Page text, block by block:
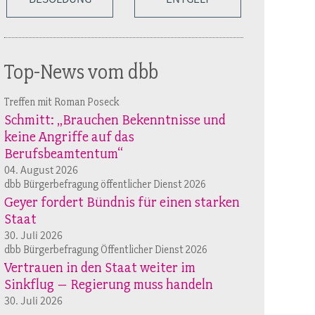
Top-News vom dbb
Treffen mit Roman Poseck
Schmitt: „Brauchen Bekenntnisse und
keine Angriffe auf das
Berufsbeamtentum“
04. August 2026
dbb Bürgerbefragung öffentlicher Dienst 2026
Geyer fordert Bündnis für einen starken
Staat
30. Juli 2026
dbb Bürgerbefragung Öffentlicher Dienst 2026
Vertrauen in den Staat weiter im
Sinkflug – Regierung muss handeln
30. Juli 2026